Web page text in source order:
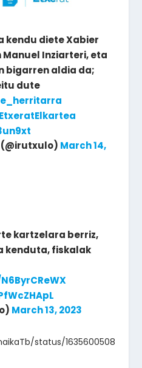
kendu diete Xabier
Inziarteri, eta
bigarren aldia da;
dute
March 14,
kartzelara berriz,
kenduta, fiskalak
March 13, 2023
status/1635600508